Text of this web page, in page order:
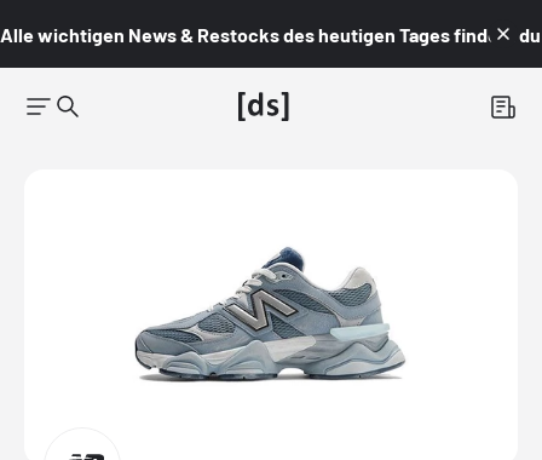
Alle wichtigen News & Restocks des heutigen Tages findest du